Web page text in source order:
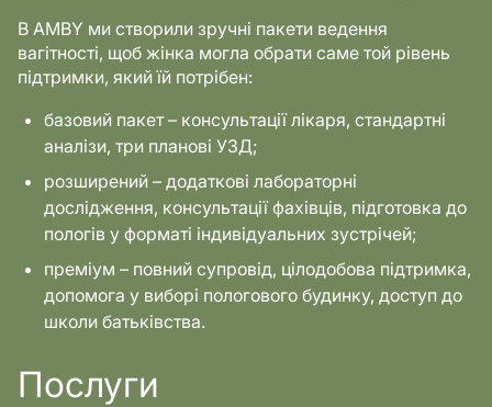
В AMBY ми створили зручні пакети ведення
вагітності, щоб жінка могла обрати саме той рівень
підтримки, який їй потрібен:
базовий пакет – консультації лікаря, стандартні
аналізи, три планові УЗД;
розширений – додаткові лабораторні
дослідження, консультації фахівців, підготовка до
пологів у форматі індивідуальних зустрічей;
преміум – повний супровід, цілодобова підтримка,
допомога у виборі пологового будинку, доступ до
школи батьківства.
Послуги